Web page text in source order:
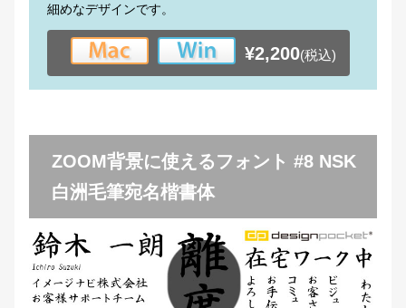
細めなデザインです。
¥2,200(税込)
ZOOM背景に使えるフォント #8 NSK
白洲毛筆宛名楷書体